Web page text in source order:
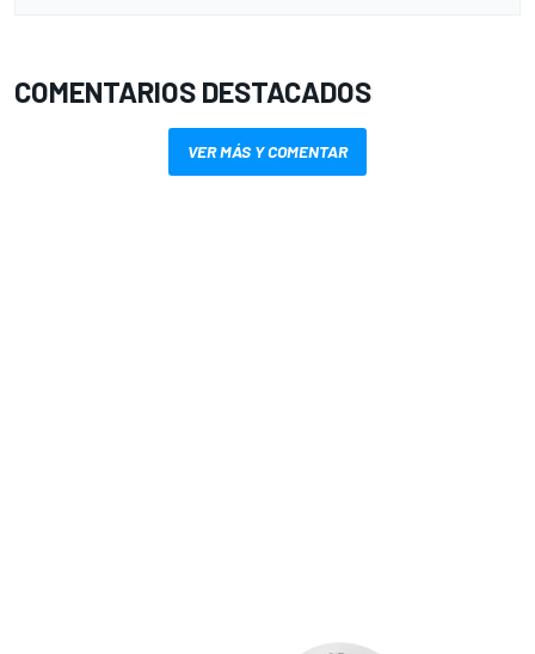
COMENTARIOS DESTACADOS
VER MÁS Y COMENTAR